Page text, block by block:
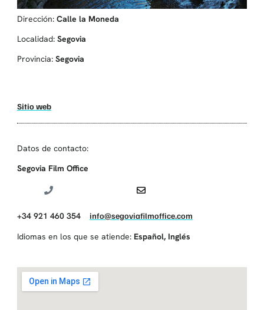
Dirección: Calle la Moneda
Localidad: Segovia
Provincia: Segovia
Sitio web
Datos de contacto:
Segovia Film Office
+34 921 460 354 info@segoviafilmoffice.com
Idiomas en los que se atiende: Español, Inglés